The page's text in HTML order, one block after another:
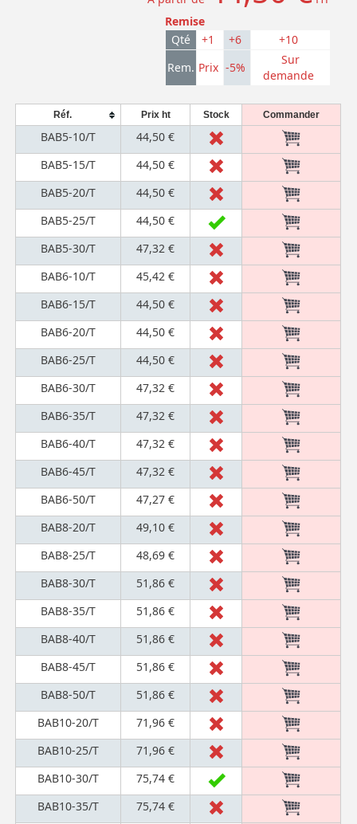
Remise
Qté
+1 +6
+10
Rem. Prix -5%
Sur
demande
Réf. Prix ht Stock Commander
BAB5-10/T
44,50 €
BAB5-15/T
44,50 €
BAB5-20/T
44,50 €
BAB5-25/T
44,50 €
BAB5-30/T
47,32 €
BAB6-10/T
45,42 €
BAB6-15/T
44,50 €
BAB6-20/T
44,50 €
BAB6-25/T
44,50 €
BAB6-30/T
47,32 €
BAB6-35/T
47,32 €
BAB6-40/T
47,32 €
BAB6-45/T
47,32 €
BAB6-50/T
47,27 €
BAB8-20/T
49,10 €
BAB8-25/T
48,69 €
BAB8-30/T
51,86 €
BAB8-35/T
51,86 €
BAB8-40/T
51,86 €
BAB8-45/T
51,86 €
BAB8-50/T
51,86 €
BAB10-20/T
71,96 €
BAB10-25/T
71,96 €
BAB10-30/T
75,74 €
BAB10-35/T
75,74 €